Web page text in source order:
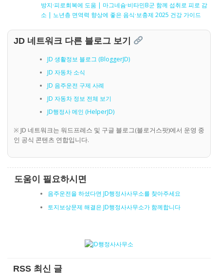
방지·피로회복에 도움 | 마그네슘·비타민B군 함께 섭취로 피로 감
소 | 노년층 면역력 향상에 좋은 음식·보충제 2025 건강 가이드
JD 네트워크 다른 블로그 보기
JD 생활정보 블로그 (BloggerJD)
JD 자동차 소식
JD 음주운전 구제 사례
JD 자동차 정보 전체 보기
JD행정사 메인 (HelperJD)
※ JD 네트워크는 워드프레스 및 구글 블로그(블로거스팟)에서 운영 중
인 공식 콘텐츠 연합입니다.
도움이 필요하시면
음주운전을 하셨다면 JD행정사사무소를 찾아주세요
토지보상문제 해결은 JD행정사사무소가 함께합니다
RSS 최신 글